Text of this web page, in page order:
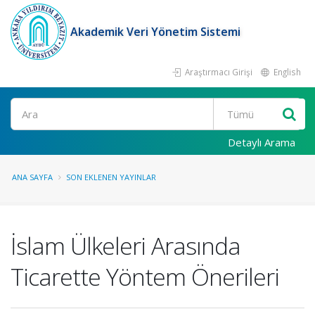
Akademik Veri Yönetim Sistemi
Araştırmacı Girişi English
Ara
Detaylı Arama
ANA SAYFA SON EKLENEN YAYINLAR
İslam Ülkeleri Arasında
Ticarette Yöntem Önerileri